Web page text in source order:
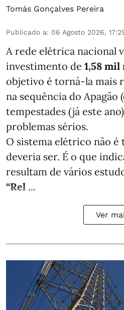
Tomás Gonçalves Pereira
Publicado a: 06 Agosto 2026,
A rede elétrica nacional
investimento de 1,58 mil
objetivo é torná-la mais
na sequência do Apagão
tempestades (já este
problemas sérios.
O sistema elétrico não é
deveria ser. É o que
resultam de vários
“Rel ...
Ver